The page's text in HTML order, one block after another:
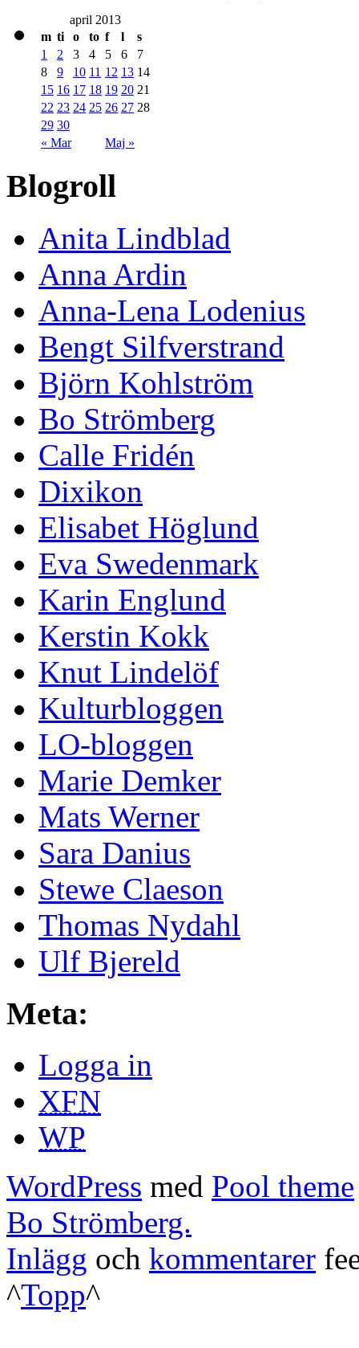
april 2013
m ti o to f l s
« Mar Maj »
1 2 3 4 5 6
7
8
9 10 11 12 13 14
15 16 17 18 19 20 21
22 23 24 25 26 27 28
29 30
Blogroll
Anita Lindblad
Anna Ardin
Anna-Lena Lodenius
Bengt Silfverstrand
Björn Kohlström
Bo Strömberg
Calle Fridén
Dixikon
Elisabet Höglund
Eva Swedenmark
Karin Englund
Kerstin Kokk
Knut Lindelöf
Kulturbloggen
LO-bloggen
Marie Demker
Mats Werner
Sara Danius
Stewe Claeson
Thomas Nydahl
Ulf Bjereld
Meta:
Logga in
XFN
WP
WordPress med Pool theme
Bo Strömberg.
Inlägg och kommentarer
^Topp^